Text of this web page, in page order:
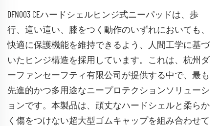
DFN003 CEハードシェルヒンジ式ニーパッドは、歩
行、這い這い、膝をつく動作のいずれにおいても、
快適に保護機能を維持できるよう、人間工学に基づ
いたヒンジ構造を採用しています。これは、杭州ダ
ーファンセーフティ有限公司が提供する中で、最も
先進的かつ多用途なニープロテクションソリューシ
ョンです。本製品は、頑丈なハードシェルと柔らか
く傷をつけない超大型ゴムキャップを組み合わせて